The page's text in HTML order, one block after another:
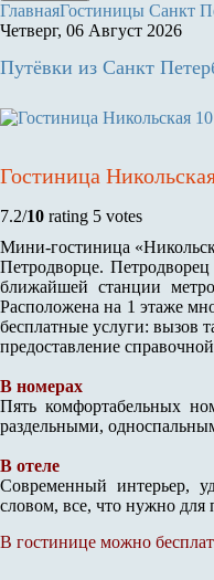
ГлавнаяГостиницы Санкт
Четверг, 06 Август 2026
Путёвки из Санкт
Гостиница
7.2/10 rating 5 votes
Мини-гостиница
Петродворце.
ближайшей станции
Расположена на 1 этаже
бесплатные услуги: вызов
предоставление
В номерах
Пять комфортабельных
раздельными,
В отеле
Современный интерьер,
словом, все, что нужно для
В гостинице можно